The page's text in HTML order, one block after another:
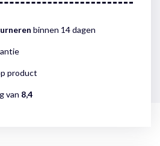
binnen 14 dagen
product
van 8,4